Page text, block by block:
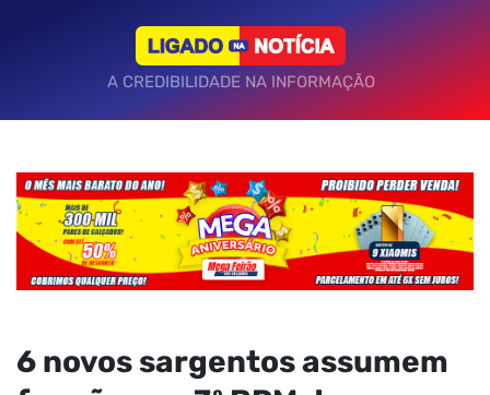
A CREDIBILIDADE NA INFORMAÇÃO
6 novos sargentos assumem